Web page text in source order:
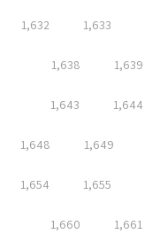
1,632 1,633
1,638 1,639
1,643 1,644
1,648 1,649
1,654 1,655
1,660 1,661